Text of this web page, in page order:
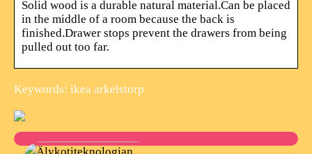
Solid wood is a durable natural material.Can be placed
in the middle of a room because the back is
finished.Drawer stops prevent the drawers from being
pulled out too far.
Keywords: ikea arkelstorp